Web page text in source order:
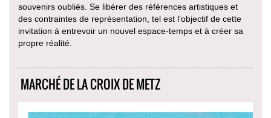
souvenirs oubliés. Se libérer des références artistiques et
des contraintes de représentation, tel est l’objectif de cette
invitation à entrevoir un nouvel espace-temps et à créer sa
propre réalité.
MARCHÉ DE LA CROIX DE METZ